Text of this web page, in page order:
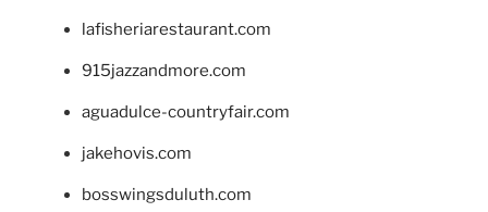
lafisheriarestaurant.com
915jazzandmore.com
aguadulce-countryfair.com
jakehovis.com
bosswingsduluth.com